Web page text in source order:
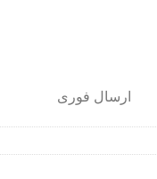
ارسال فوری